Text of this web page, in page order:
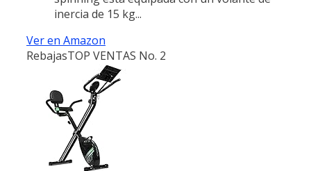
inercia de 15 kg...
Ver en Amazon
RebajasTOP VENTAS No. 2